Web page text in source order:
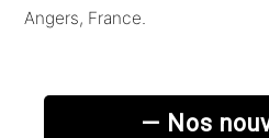
Angers, France.
— Nos